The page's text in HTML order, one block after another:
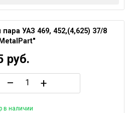
пара УАЗ 469, 452,(4,625) 37/8
в наличии
руб.
–
+